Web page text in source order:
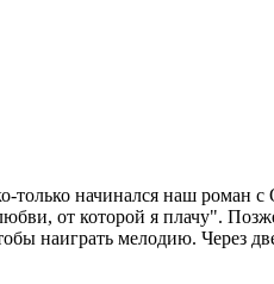
начинался наш роман
от которой я плачу".
наиграть мелодию. Через